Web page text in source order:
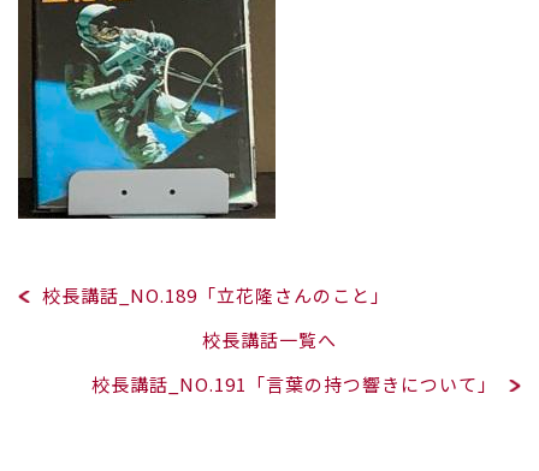
校長講話_NO.189「立花隆さんのこと」
校長講話一覧へ
校長講話_NO.191「言葉の持つ響きについて」